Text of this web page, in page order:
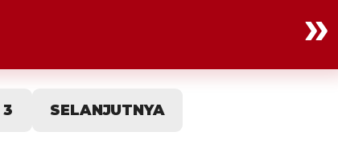
»
3 SELANJUTNYA